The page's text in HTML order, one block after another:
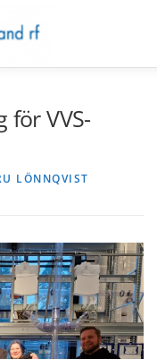
för VVS-
LÖNNQVIST